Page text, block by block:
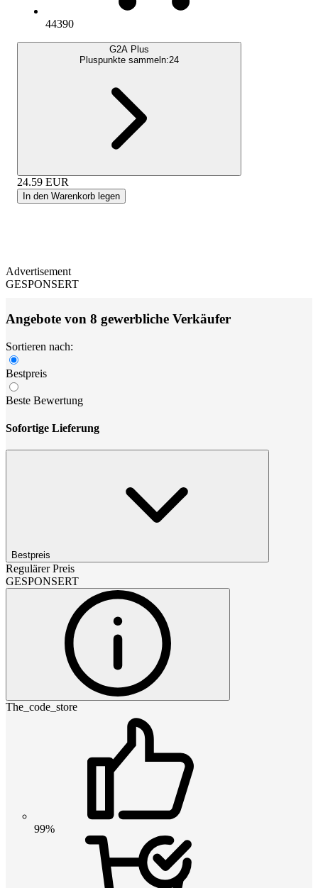
44390
G2A Plus
Pluspunkte sammeln:24
24.59 EUR
In den Warenkorb legen
Advertisement
GESPONSERT
Angebote von 8 gewerbliche Verkäufer
Sortieren nach:
Bestpreis
Beste Bewertung
Sofortige Lieferung
Bestpreis
Regulärer Preis
GESPONSERT
The_code_store
99%